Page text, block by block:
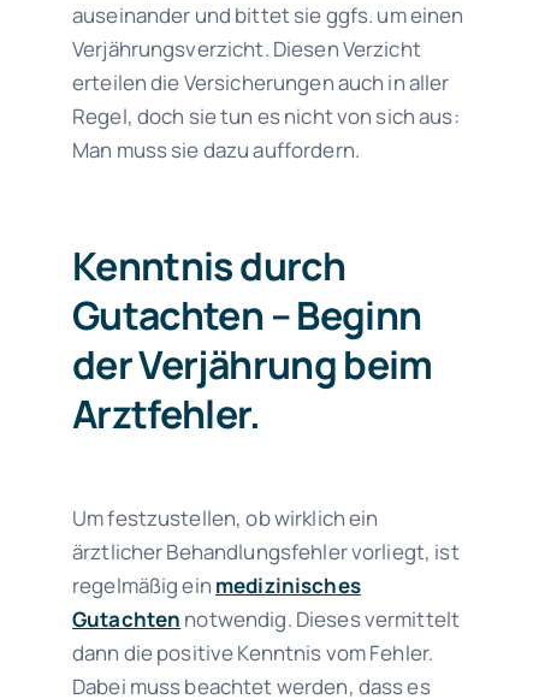
auseinander und bittet sie ggfs. um einen
Verjährungsverzicht. Diesen Verzicht
erteilen die Versicherungen auch in aller
Regel, doch sie tun es nicht von sich aus:
Man muss sie dazu auffordern.
Kenntnis durch
Gutachten – Beginn
der Verjährung beim
Arztfehler.
Um festzustellen, ob wirklich ein
ärztlicher Behandlungsfehler vorliegt, ist
regelmäßig ein medizinisches
Gutachten notwendig. Dieses vermittelt
dann die positive Kenntnis vom Fehler.
Dabei muss beachtet werden, dass es